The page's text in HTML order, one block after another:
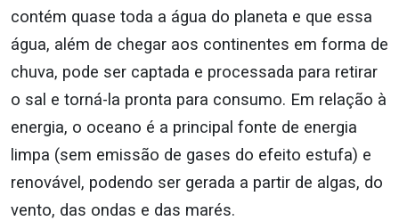
contém quase toda a água do planeta e que essa
água, além de chegar aos continentes em forma de
chuva, pode ser captada e processada para retirar
o sal e torná-la pronta para consumo. Em relação à
energia, o oceano é a principal fonte de energia
limpa (sem emissão de gases do efeito estufa) e
renovável, podendo ser gerada a partir de algas, do
vento, das ondas e das marés.